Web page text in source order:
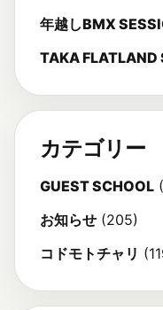
年越しBMX
TAKA
カテゴリー
GUEST SCHOOL
お知らせ (205)
コドモトチャリ